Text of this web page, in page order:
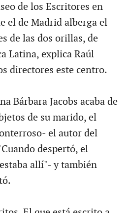
de los Escritores en
el de Madrid alberga el
de las dos orillas, de
Latina, explica Raúl
directores este centro.
Bárbara Jacobs acaba de
de su marido, el
el autor del
despertó, el
allí"- y también